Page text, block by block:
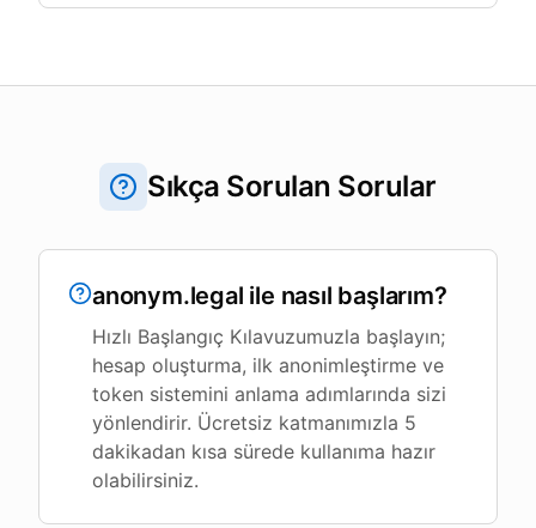
Sıkça Sorulan Sorular
anonym.legal ile nasıl başlarım?
Hızlı Başlangıç Kılavuzumuzla başlayın;
hesap oluşturma, ilk anonimleştirme ve
token sistemini anlama adımlarında sizi
yönlendirir. Ücretsiz katmanımızla 5
dakikadan kısa sürede kullanıma hazır
olabilirsiniz.